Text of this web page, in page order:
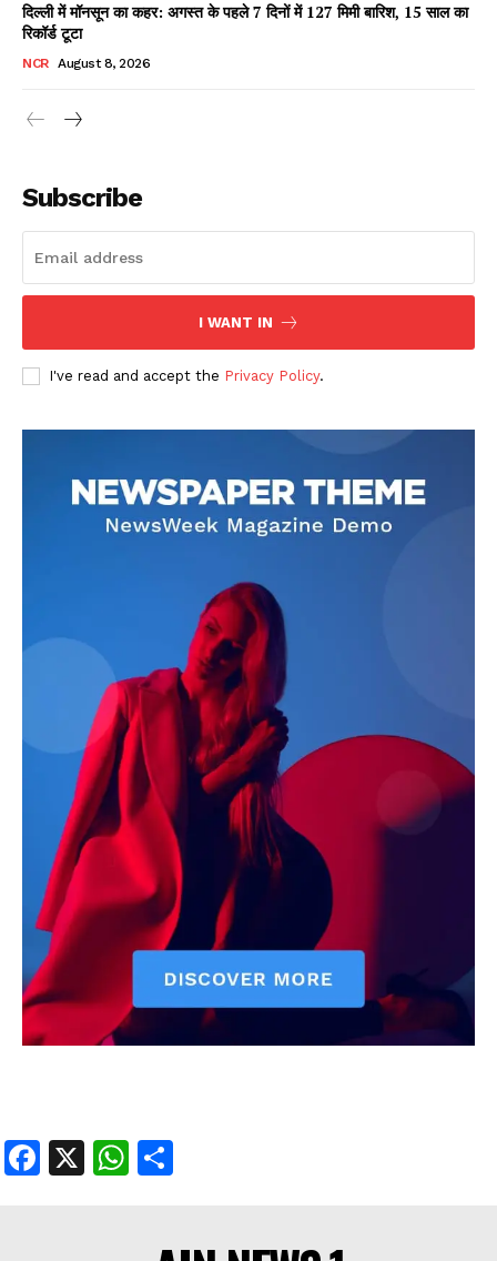
Read Latest News on AIN
DOWNLOAD NOW
AIN NEWS 1
Contact Us
About Us
Privacy Policy
Terms of Use Agreement
Facebook
X WhatsApp
Share
दिल्ली में मॉनसून का कहर: अगस्त के पहले 7 दिनों में 127 मिमी बारिश, 15 साल का
रिकॉर्ड टूटा
NCR August 8, 2026
Subscribe
I WANT IN
I've read and accept the Privacy Policy.
Facebook
X WhatsApp